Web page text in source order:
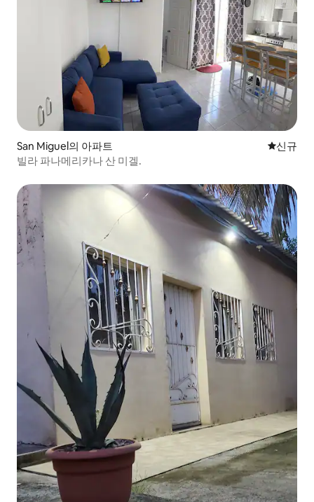
San Miguel의 아파트 신규 숙소
신규
빌라 파나메리카나 산 미겔.